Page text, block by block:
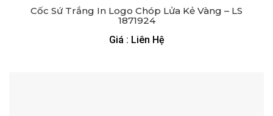
Cốc Sứ Trắng In Logo Chóp Lửa Kẻ Vàng – LS
1871924
Giá : Liên Hệ